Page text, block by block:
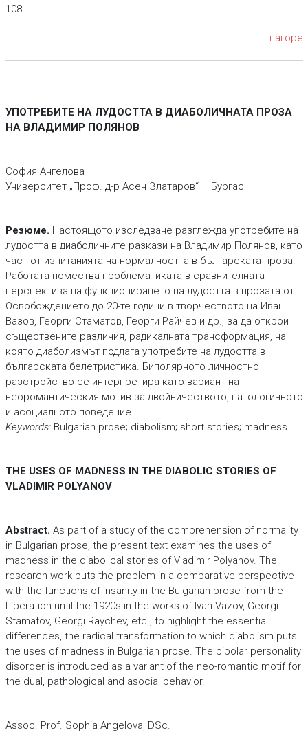
108
нагоре
УПОТРЕБИТЕ НА ЛУДОСТТА В ДИАБОЛИЧНАТА ПРОЗА
НА ВЛАДИМИР ПОЛЯНОВ
София Ангелова
Университет „Проф. д-р Асен Златаров“ – Бургас
Резюме. Настоящото изследване разглежда употребите на
лудостта в диаболичните разкази на Владимир Полянов, като
част от изпитанията на нормалността в българската проза.
Работата помества проблематиката в сравнителната
перспектива на функционирането на лудостта в прозата от
Освобождението до 20-те години в творчеството на Иван
Вазов, Георги Стаматов, Георги Райчев и др., за да открои
съществените различия, радикалната трансформация, на
която диаболизмът подлага употребите на лудостта в
българската белетристика. Биполярното личностно
разстройство се интерпретира като вариант на
неоромантическия мотив за двойничеството, патологичното
и асоциалното поведение.
Keywords:Bulgarian prose; diabolism; short stories; madness
THE USES OF MADNESS IN THE DIABOLIC STORIES OF
VLADIMIR POLYANOV
Abstract. As part of a study of the comprehension of normality
in Bulgarian prose, the present text examines the uses of
madness in the diabolical stories of Vladimir Polyanov. The
research work puts the problem in a comparative perspective
with the functions of insanity in the Bulgarian prose from the
Liberation until the 1920s in the works of Ivan Vazov, Georgi
Stamatov, Georgi Raychev, etc., to highlight the essential
differences, the radical transformation to which diabolism puts
the uses of madness in Bulgarian prose. The bipolar personality
disorder is introduced as a variant of the neo-romantic motif for
the dual, pathological and asocial behavior.
Assoc. Prof. Sophia Angelova, DSc.